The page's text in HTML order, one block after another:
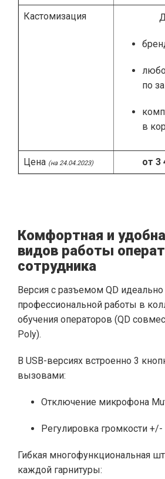
Кастомизация
по
в
Цена (на 24.04.2023) от 3
Комфортная и
видов работы
сотрудника
Версия с разъемом QD
профессиональной работы в
обучения операторов (QD
Poly).
В USB-версиях встроенно 3
вызовами:
Отключение микрофона
Регулировка громкости +/-
Гибкая многофункциональная
каждой гарнитуры: